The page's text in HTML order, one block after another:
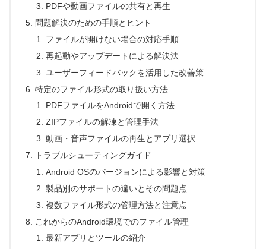
PDFや動画ファイルの共有と再生
問題解決のための手順とヒント
ファイルが開けない場合の対応手順
再起動やアップデートによる解決法
ユーザーフィードバックを活用した改善策
特定のファイル形式の取り扱い方法
PDFファイルをAndroidで開く方法
ZIPファイルの解凍と管理手法
動画・音声ファイルの再生とアプリ選択
トラブルシューティングガイド
Android OSのバージョンによる影響と対策
製品別のサポートの違いとその問題点
複数ファイル形式の管理方法と注意点
これからのAndroid環境でのファイル管理
最新アプリとツールの紹介